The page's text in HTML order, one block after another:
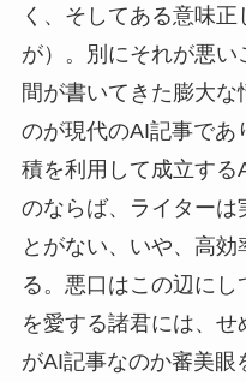
く、そしてある意味
が）。別にそれが悪い
間が書いてきた膨大
のが現代のAI記事であ
積を利用して成立する
のならば、ライターは
とがない、いや、高
る。悪口はこの辺に
を愛する諸君には、
がAI記事なのか審美眼